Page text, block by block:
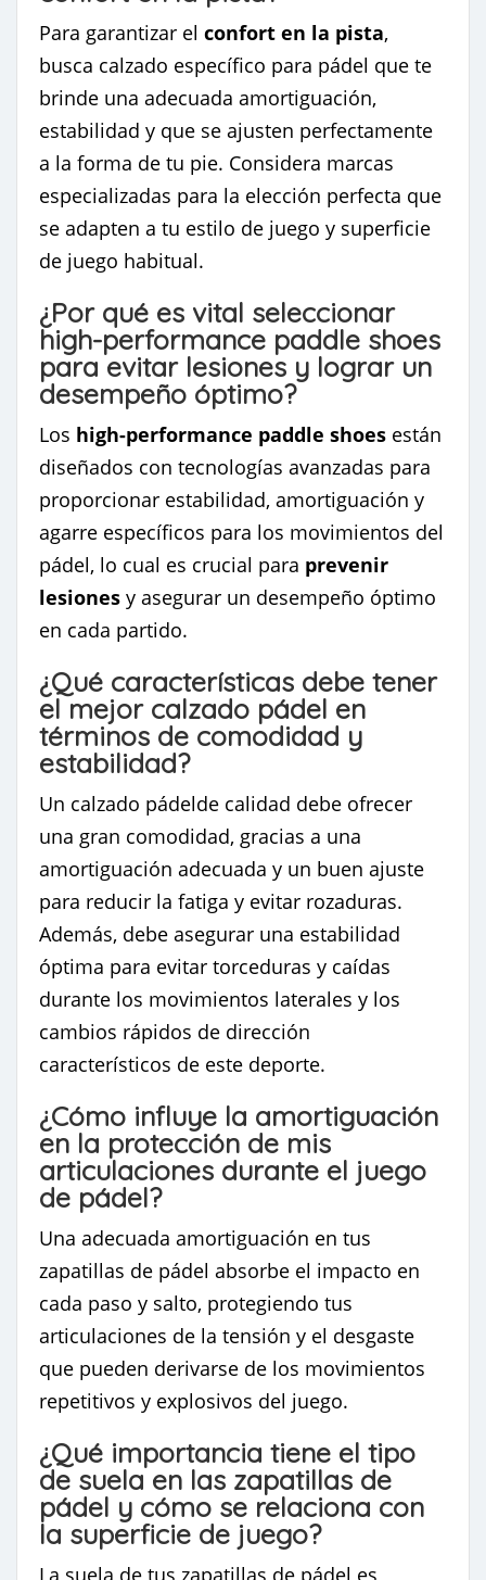
Para garantizar el confort en la pista,
busca calzado específico para pádel que te
brinde una adecuada amortiguación,
estabilidad y que se ajusten perfectamente
a la forma de tu pie. Considera marcas
especializadas para la elección perfecta que
se adapten a tu estilo de juego y superficie
de juego habitual.
¿Por qué es vital seleccionar
high-performance paddle shoes
para evitar lesiones y lograr un
desempeño óptimo?
Los high-performance paddle shoes están
diseñados con tecnologías avanzadas para
proporcionar estabilidad, amortiguación y
agarre específicos para los movimientos del
pádel, lo cual es crucial para prevenir
lesiones y asegurar un desempeño óptimo
en cada partido.
¿Qué características debe tener
el mejor calzado pádel en
términos de comodidad y
estabilidad?
Un calzado pádelde calidad debe ofrecer
una gran comodidad, gracias a una
amortiguación adecuada y un buen ajuste
para reducir la fatiga y evitar rozaduras.
Además, debe asegurar una estabilidad
óptima para evitar torceduras y caídas
durante los movimientos laterales y los
cambios rápidos de dirección
característicos de este deporte.
¿Cómo influye la amortiguación
en la protección de mis
articulaciones durante el juego
de pádel?
Una adecuada amortiguación en tus
zapatillas de pádel absorbe el impacto en
cada paso y salto, protegiendo tus
articulaciones de la tensión y el desgaste
que pueden derivarse de los movimientos
repetitivos y explosivos del juego.
¿Qué importancia tiene el tipo
de suela en las zapatillas de
pádel y cómo se relaciona con
la superficie de juego?
La suela de tus zapatillas de pádel es